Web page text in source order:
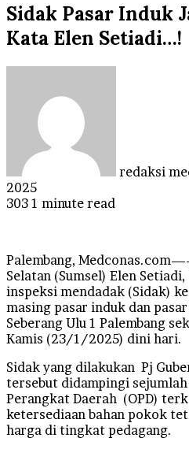
Sidak Pasar Induk
Kata Elen Setiadi…!
redaksi
2025
303 1 minute read
Palembang,
Selatan (Sumsel) Elen
inspeksi mendadak (Sidak)
masing pasar induk dan
Seberang Ulu 1 Palembang
Kamis (23/1/2025) dini hari.
Sidak yang dilakukan Pj
tersebut didampingi
Perangkat Daerah (OPD)
ketersediaan bahan pokok
harga di tingkat pedagang.